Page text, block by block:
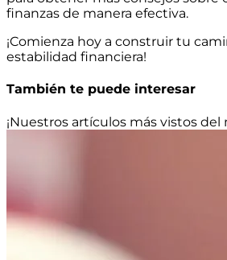
finanzas de manera efectiva.
¡Comienza hoy a construir tu
estabilidad financiera!
También te puede interesar
¡Nuestros artículos más vistos del